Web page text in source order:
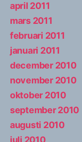
april 2011
mars 2011
februari 2011
januari 2011
december 2010
november 2010
oktober 2010
september 2010
augusti 2010
juli 2010